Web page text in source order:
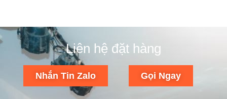
Liên hệ đặt hàng
Nhắn Tin Zalo Gọi Ngay